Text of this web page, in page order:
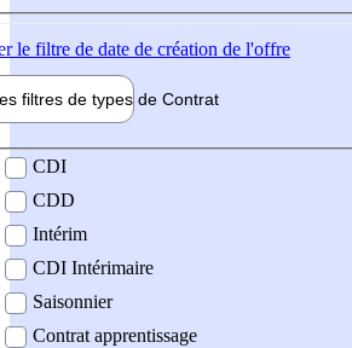
le filtre de date de création de l'offre
filtres de types de Contrat
contrat
CDI
CDD
Intérim
CDI Intérimaire
Saisonnier
Contrat apprentissage